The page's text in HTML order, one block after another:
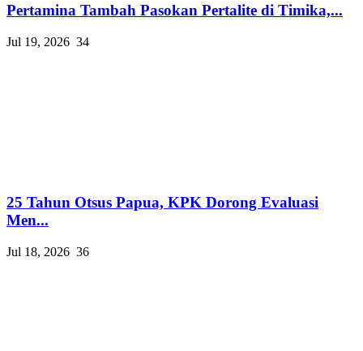
Pertamina Tambah Pasokan Pertalite di Timika,...
Jul 19, 2026 34
25 Tahun Otsus Papua, KPK Dorong Evaluasi
Men...
Jul 18, 2026 36